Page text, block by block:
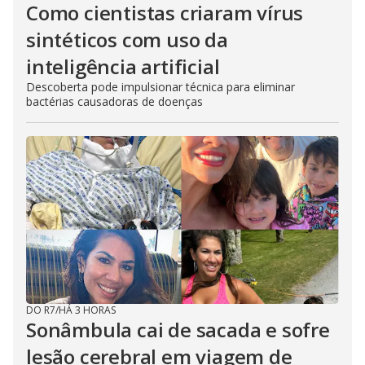
o
Como cientistas criaram vírus
sintéticos com uso da
inteligência artificial
Descoberta pode impulsionar técnica para eliminar
bactérias causadoras de doenças
DO R7/HÁ 3 HORAS
Sonâmbula cai de sacada e sofre
lesão cerebral em viagem de